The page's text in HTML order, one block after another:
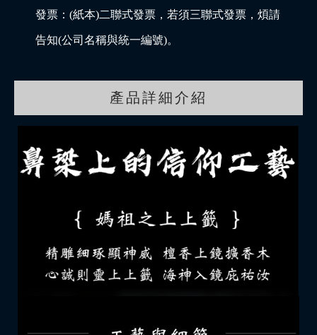
發票：(紙本)二聯式發票，若須三聯式發票，煩請
告知(公司名稱與統一編號)。
產品詳細介紹